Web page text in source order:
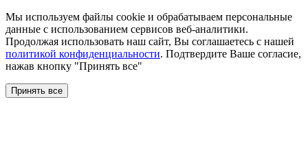
Мы используем файлы сookie и обрабатываем персональные
данные с использованием сервисов веб-аналитики.
Продолжая использовать наш сайт, Вы соглашаетесь с нашей
политикой конфиденциальности. Подтвердите Ваше согласие,
нажав кнопку "Принять все"
Принять все